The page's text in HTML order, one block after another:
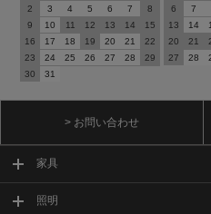
2
3 4 5 6 7
8
9
10 11 12 13 14
15
16
17 18 19 20 21
22
23
24 25 26 27 28
29
30
31
6
7
13
14
20
21
27
28
> お問い合わせ
家具
照明